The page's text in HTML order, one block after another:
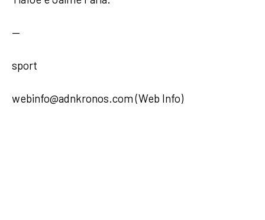
—
sport
webinfo@adnkronos.com (Web Info)